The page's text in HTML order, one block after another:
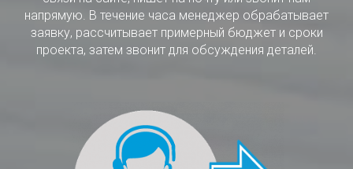
напрямую. В течение часа менеджер обрабатывает
заявку, рассчитывает примерный бюджет и сроки
проекта, затем звонит для обсуждения деталей.